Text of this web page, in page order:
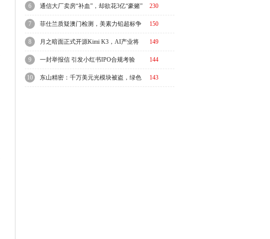
CRO概念全线走强 230
6 通信大厂卖房“补血”，却欲花3亿“豪赌”
150
7 菲仕兰质疑澳门检测，美素力铅超标争
议升级 149
8 月之暗面正式开源Kimi K3，AI产业将
迎又一个“DeepSeek时刻”冲击波？ 144
9 一封举报信 引发小红书IPO合规考验
143
10 东山精密：千万美元光模块被盗，绿色